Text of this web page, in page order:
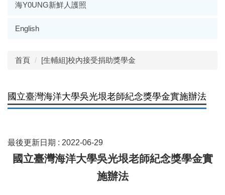
海Y0UNG新鮮人護照
English
首頁 [生輔組]校內接受捐助獎學金
國立臺灣海洋大學吳光垠老師紀念獎學金實施辦法
最後更新日期 : 2022-06-29
國立臺灣海洋大學吳光垠老師紀念獎學金實
施辦法